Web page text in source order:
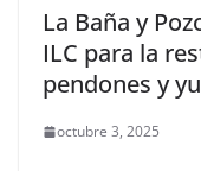
La Baña y
ILC para la
pendones y
octubre 3, 2025